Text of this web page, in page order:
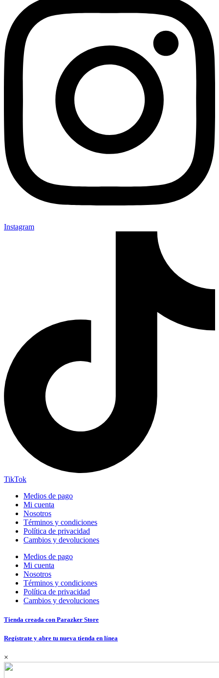
Instagram
TikTok
Medios de pago
Mi cuenta
Nosotros
Términos y condiciones
Política de privacidad
Cambios y devoluciones
Medios de pago
Mi cuenta
Nosotros
Términos y condiciones
Política de privacidad
Cambios y devoluciones
Tienda creada con Parazker Store
Regístrate y abre tu nueva tienda en línea
×